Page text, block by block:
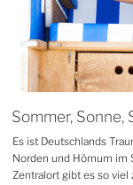
Sommer, Sonne,
Es ist Deutschlands
Norden und Hörnum im
Zentralort gibt es so viel